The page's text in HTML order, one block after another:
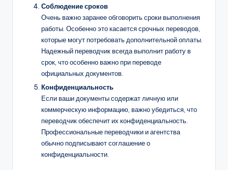
Соблюдение сроков
Очень важно заранее обговорить сроки выполнения
работы. Особенно это касается срочных переводов,
которые могут потребовать дополнительной оплаты.
Надежный переводчик всегда выполнит работу в
срок, что особенно важно при переводе
официальных документов.
Конфиденциальность
Если ваши документы содержат личную или
коммерческую информацию, важно убедиться, что
переводчик обеспечит их конфиденциальность.
Профессиональные переводчики и агентства
обычно подписывают соглашение о
конфиденциальности.